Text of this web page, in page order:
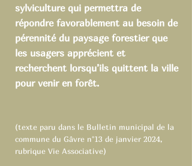
sylviculture qui permettra de
répondre favorablement au besoin de
pérennité du paysage forestier que
les usagers apprécient et
recherchent lorsqu’ils quittent la ville
pour venir en forêt.
(texte paru dans le Bulletin municipal de la
commune du Gâvre n°13 de janvier 2024,
rubrique Vie Associative)